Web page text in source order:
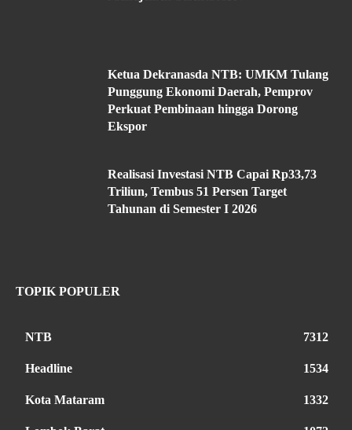
Ketua Dekranasda NTB: UMKM Tulang
Punggung Ekonomi Daerah, Pemprov
Perkuat Pembinaan hingga Dorong
Ekspor
Realisasi Investasi NTB Capai Rp33,73
Triliun, Tembus 51 Persen Target
Tahunan di Semester I 2026
TOPIK POPULER
NTB 7312
Headline 1534
Kota Mataram 1332